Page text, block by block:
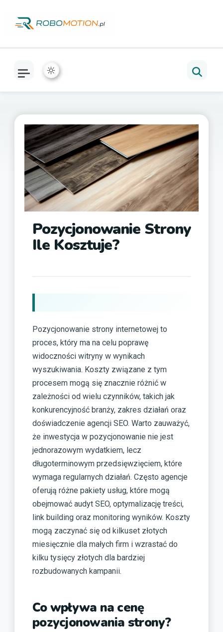
Pozycjonowanie Strony
Ile Kosztuje?
Pozycjonowanie strony internetowej to
proces, który ma na celu poprawę
widoczności witryny w wynikach
wyszukiwania. Koszty związane z tym
procesem mogą się znacznie różnić w
zależności od wielu czynników, takich jak
konkurencyjność branży, zakres działań oraz
doświadczenie agencji SEO. Warto zauważyć,
że inwestycja w pozycjonowanie nie jest
jednorazowym wydatkiem, lecz
długoterminowym przedsięwzięciem, które
wymaga regularnych działań. Często agencje
oferują różne pakiety usług, które mogą
obejmować audyt SEO, optymalizację treści,
link building oraz monitoring wyników. Koszty
mogą zaczynać się od kilkuset złotych
miesięcznie dla małych firm i wzrastać do
kilku tysięcy złotych dla bardziej
rozbudowanych kampanii.
Co wpływa na cenę
pozycjonowania strony?